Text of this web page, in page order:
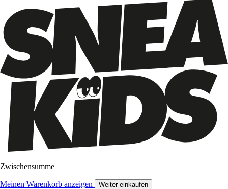
Zwischensumme
Meinen Warenkorb anzeigen Weiter einkaufen